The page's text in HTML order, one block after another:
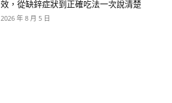
效，從缺鋅症狀到正確吃法一次說清楚
2026 年 8 月 5 日